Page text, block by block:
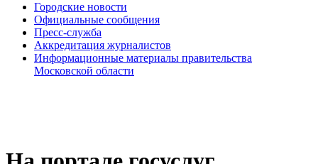
Городские новости
Официальные сообщения
Пресс-служба
Аккредитация журналистов
Информационные материалы правительства
Московской области